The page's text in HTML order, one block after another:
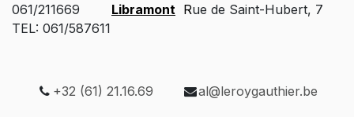
061/211669
Libramont Rue de Saint-Hubert, 7
TEL: 061/587611
+32 (61) 21.16.69 al@leroygauthier.be